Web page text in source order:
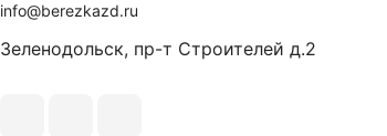
info@berezkazd.ru
Зеленодольск, пр-т Строителей д.2